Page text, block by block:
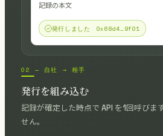
記録の本文
発行しました 0x68d4…9f01
02 — 自社 → 相手
発行を組み込む
記録が確定した時点で API を1回呼びま
せん。